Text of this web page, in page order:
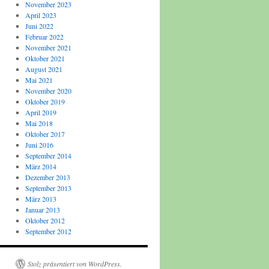
November 2023
April 2023
Juni 2022
Februar 2022
November 2021
Oktober 2021
August 2021
Mai 2021
November 2020
Oktober 2019
April 2019
Mai 2018
Oktober 2017
Juni 2016
September 2014
März 2014
Dezember 2013
September 2013
März 2013
Januar 2013
Oktober 2012
September 2012
Stolz präsentiert von WordPress.